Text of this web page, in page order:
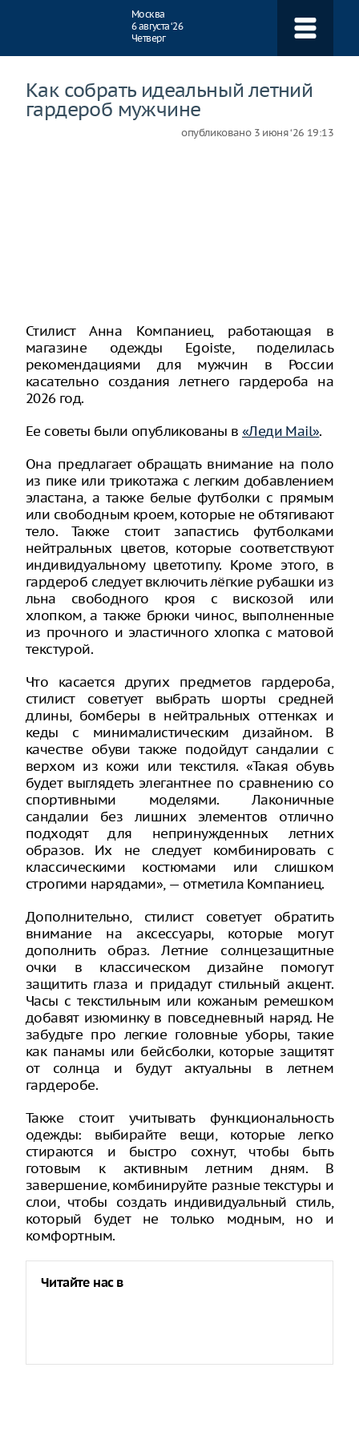
Москва
6 августа ‘26
Четверг
Как собрать идеальный летний
гардероб мужчине
опубликовано 3 июня ‘26 19:13
Стилист Анна Компаниец, работающая в
магазине одежды Egoiste, поделилась
рекомендациями для мужчин в России
касательно создания летнего гардероба на
2026 год.
Ее советы были опубликованы в «Леди Mail».
Она предлагает обращать внимание на поло
из пике или трикотажа с легким добавлением
эластана, а также белые футболки с прямым
или свободным кроем, которые не обтягивают
тело. Также стоит запастись футболками
нейтральных цветов, которые соответствуют
индивидуальному цветотипу. Кроме этого, в
гардероб следует включить лёгкие рубашки из
льна свободного кроя с вискозой или
хлопком, а также брюки чинос, выполненные
из прочного и эластичного хлопка с матовой
текстурой.
Что касается других предметов гардероба,
стилист советует выбрать шорты средней
длины, бомберы в нейтральных оттенках и
кеды с минималистическим дизайном. В
качестве обуви также подойдут сандалии с
верхом из кожи или текстиля. «Такая обувь
будет выглядеть элегантнее по сравнению со
спортивными моделями. Лаконичные
сандалии без лишних элементов отлично
подходят для непринужденных летних
образов. Их не следует комбинировать с
классическими костюмами или слишком
строгими нарядами», — отметила Компаниец.
Дополнительно, стилист советует обратить
внимание на аксессуары, которые могут
дополнить образ. Летние солнцезащитные
очки в классическом дизайне помогут
защитить глаза и придадут стильный акцент.
Часы с текстильным или кожаным ремешком
добавят изюминку в повседневный наряд. Не
забудьте про легкие головные уборы, такие
как панамы или бейсболки, которые защитят
от солнца и будут актуальны в летнем
гардеробе.
Также стоит учитывать функциональность
одежды: выбирайте вещи, которые легко
стираются и быстро сохнут, чтобы быть
готовым к активным летним дням. В
завершение, комбинируйте разные текстуры и
слои, чтобы создать индивидуальный стиль,
который будет не только модным, но и
комфортным.
Читайте нас в